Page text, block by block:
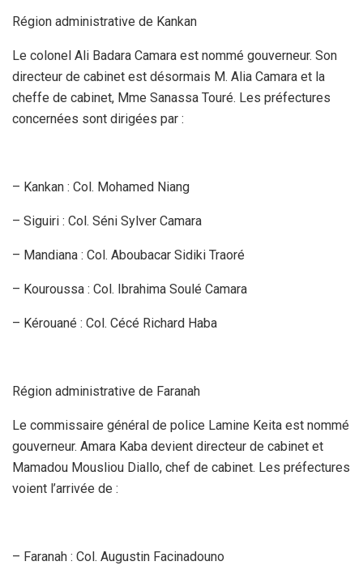
Région administrative de Kankan
Le colonel Ali Badara Camara est nommé gouverneur. Son
directeur de cabinet est désormais M. Alia Camara et la
cheffe de cabinet, Mme Sanassa Touré. Les préfectures
concernées sont dirigées par :
– Kankan : Col. Mohamed Niang
– Siguiri : Col. Séni Sylver Camara
– Mandiana : Col. Aboubacar Sidiki Traoré
– Kouroussa : Col. Ibrahima Soulé Camara
– Kérouané : Col. Cécé Richard Haba
Région administrative de Faranah
Le commissaire général de police Lamine Keita est nommé
gouverneur. Amara Kaba devient directeur de cabinet et
Mamadou Mousliou Diallo, chef de cabinet. Les préfectures
voient l’arrivée de :
– Faranah : Col. Augustin Facinadouno